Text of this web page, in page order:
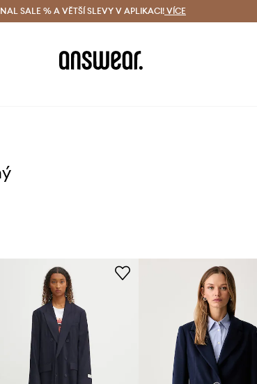
1800 Kč) Doručení i do 24 h
SALE % A VĚTŠÍ SLEVY V APLIKACI! VÍCE